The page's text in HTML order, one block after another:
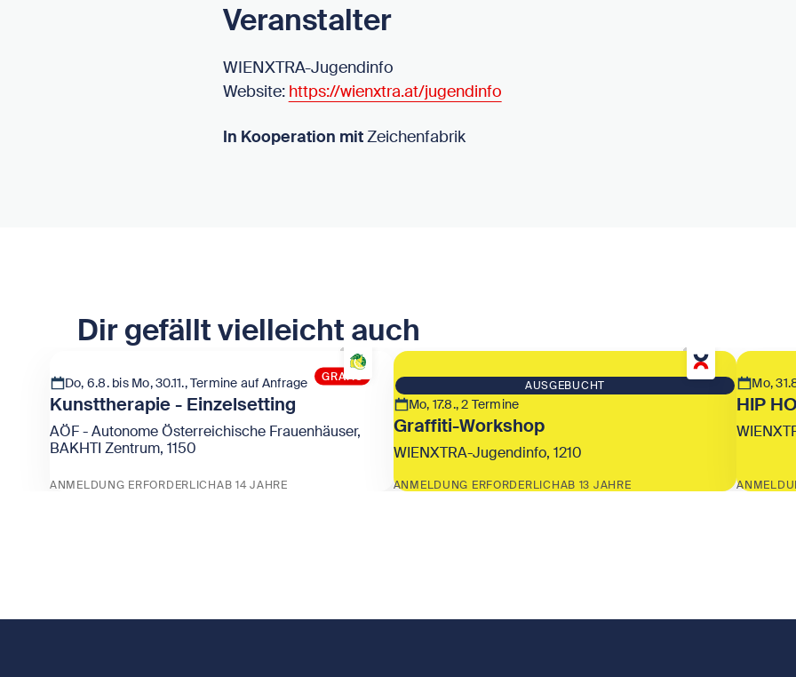
Veranstalter
WIENXTRA-Jugendinfo
Website: https://wienxtra.at/jugendinfo
In Kooperation mitZeichenfabrik
Dir gefällt vielleicht auch
GRATIS
Do, 6.8. bis Mo, 30.11., Termine auf Anfrage
Kunsttherapie - Einzelsetting
AÖF - Autonome Österreichische Frauenhäuser,
BAKHTI Zentrum, 1150
ANMELDUNG ERFORDERLICHAB 14 JAHRE
AUSGEBUCHT
Mo, 17.8., 2 Termine
Graffiti-Workshop
WIENXTRA-Jugendinfo, 1210
ANMELDUNG ERFORDERLICHAB 13 JAHRE
Mo,
HIP